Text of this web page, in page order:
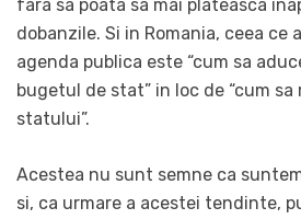
fara sa poata sa mai plateasca
dobanzile. Si in Romania, ceea ce
agenda publica este “cum sa
bugetul de stat” in loc de “cum
statului”.
Acestea nu sunt semne ca
si, ca urmare a acestei tendinte,